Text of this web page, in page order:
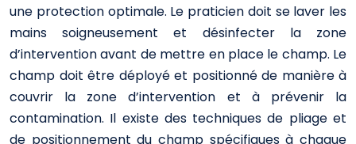
une protection optimale. Le praticien doit se laver les
mains soigneusement et désinfecter la zone
d’intervention avant de mettre en place le champ. Le
champ doit être déployé et positionné de manière à
couvrir la zone d’intervention et à prévenir la
contamination. Il existe des techniques de pliage et
de positionnement du champ spécifiques à chaque